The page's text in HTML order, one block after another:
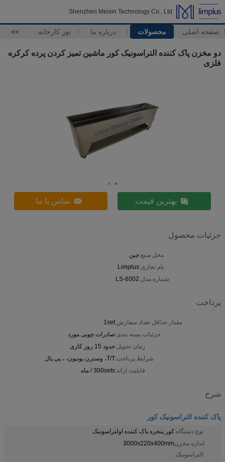
Shenzhen Meixin Technology Co., Ltd.
صفحه اصلی محصولات درباره ما تور کارخانه >>
دو مخزن پاک کننده التراسونیک کور ماشین تمیز کردن پرده کرکره
فلزی
بهترین قیمت تماس با ما
جزئیات محصول
محل منبع:چین
نام تجاری:Limplus
شماره مدل:LS-6002
پرداخت
مقدار حداقل تعداد سفارش:1set
جزئیات بسته بندی:صادرات چوبی مورد
زمان تحویل:حدود 15 روز کاری
شرایط پرداخت:T/T، وسترن یونیون، ، پی پال
قابلیت ارائه:300sets / ماه
شرح
پاک کننده التراسونیک کور
نوع دستگاه:کور پنجره پاک کننده اولتراسونیک
اندازه مخزن
التراسونیک:
3000x220x400mm